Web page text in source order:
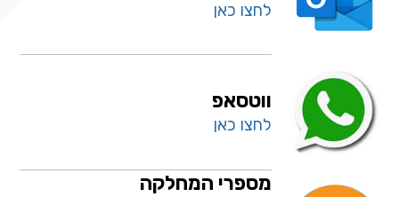
לחצו כאן
ווטסאפ
לחצו כאן
מספרי המחלקה